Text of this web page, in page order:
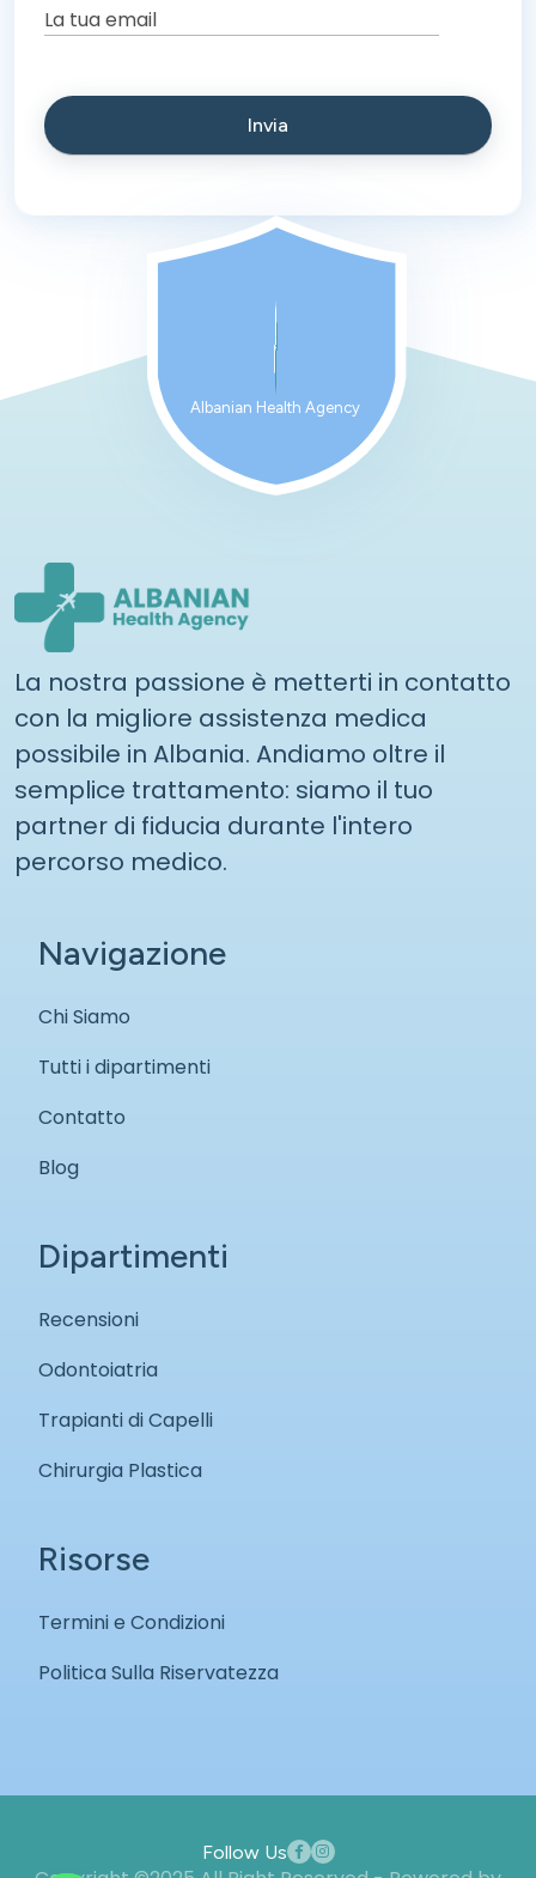
Albanian Health Agency
La nostra passione è metterti in contatto
con la migliore assistenza medica
possibile in Albania. Andiamo oltre il
semplice trattamento: siamo il tuo
partner di fiducia durante l'intero
percorso medico.
Navigazione
Chi Siamo
Tutti i dipartimenti
Contatto
Blog
Dipartimenti
Recensioni
Odontoiatria
Trapianti di Capelli
Chirurgia Plastica
Risorse
Termini e Condizioni
Politica Sulla Riservatezza
Follow Us